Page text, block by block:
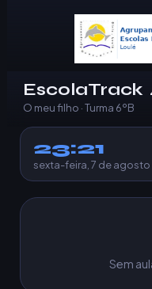
EscolaTrack
O meu filho · Turma 6ºB
23:21
sexta-feira, 7 de agosto
Sem